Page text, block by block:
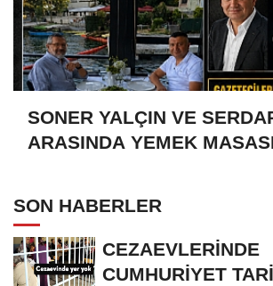
SONER YALÇIN VE
ARASINDA YEMEK
SON HABERLER
CEZAEVLERİNDE
CUMHURİYET